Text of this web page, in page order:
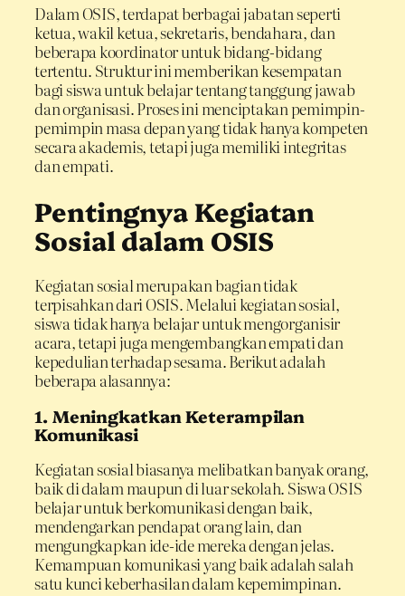
Dalam OSIS, terdapat berbagai jabatan seperti
ketua, wakil ketua, sekretaris, bendahara, dan
beberapa koordinator untuk bidang-bidang
tertentu. Struktur ini memberikan kesempatan
bagi siswa untuk belajar tentang tanggung jawab
dan organisasi. Proses ini menciptakan pemimpin-
pemimpin masa depan yang tidak hanya kompeten
secara akademis, tetapi juga memiliki integritas
dan empati.
Pentingnya Kegiatan
Sosial dalam OSIS
Kegiatan sosial merupakan bagian tidak
terpisahkan dari OSIS. Melalui kegiatan sosial,
siswa tidak hanya belajar untuk mengorganisir
acara, tetapi juga mengembangkan empati dan
kepedulian terhadap sesama. Berikut adalah
beberapa alasannya:
1. Meningkatkan Keterampilan
Komunikasi
Kegiatan sosial biasanya melibatkan banyak orang,
baik di dalam maupun di luar sekolah. Siswa OSIS
belajar untuk berkomunikasi dengan baik,
mendengarkan pendapat orang lain, dan
mengungkapkan ide-ide mereka dengan jelas.
Kemampuan komunikasi yang baik adalah salah
satu kunci keberhasilan dalam kepemimpinan.